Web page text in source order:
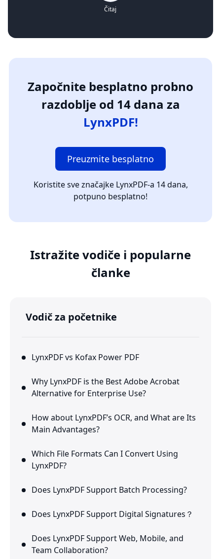
Čitaj
Započnite besplatno probno
razdoblje od 14 dana za
LynxPDF!
Preuzmite besplatno
Koristite sve značajke LynxPDF-a 14 dana,
potpuno besplatno!
Istražite vodiče i popularne
članke
Vodič za početnike
LynxPDF vs Kofax Power PDF
Why LynxPDF is the Best Adobe Acrobat
Alternative for Enterprise Use?
How about LynxPDF’s OCR, and What are Its
Main Advantages?
Which File Formats Can I Convert Using
LynxPDF?
Does LynxPDF Support Batch Processing?
Does LynxPDF Support Digital Signatures？
Does LynxPDF Support Web, Mobile, and
Team Collaboration?